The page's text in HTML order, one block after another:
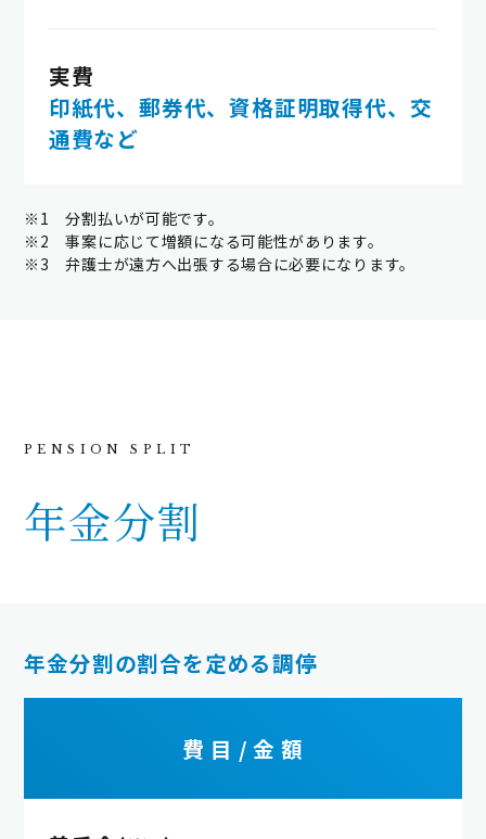
実費
印紙代、郵券代、資格証明取得代、交
通費など
※1 分割払いが可能です。
※2 事案に応じて増額になる可能性があります。
※3 弁護士が遠方へ出張する場合に必要になります。
年金分割
年金分割の割合を定める調停
費 目 / 金 額